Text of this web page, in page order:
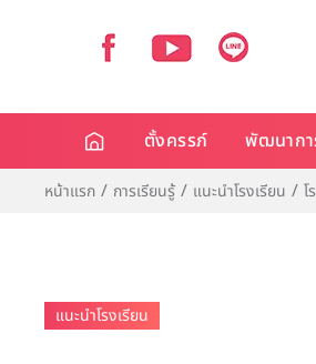
ตั้งครรภ์ พัฒนากา
หน้าแรก การเรียนรู้ แนะนำโรงเรียน โ
แนะนำโรงเรียน